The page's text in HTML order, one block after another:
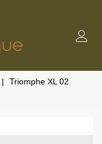
|
Triomphe XL 02